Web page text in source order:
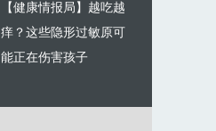
【健康情报局】越吃越
痒？这些隐形过敏原可
能正在伤害孩子